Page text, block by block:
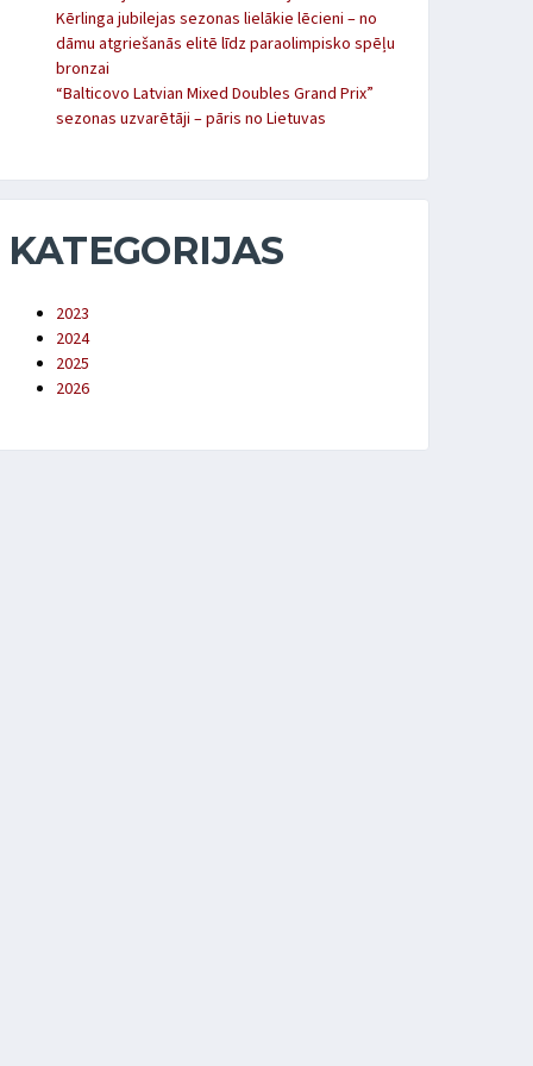
Kērlinga jubilejas sezonas lielākie lēcieni – no
dāmu atgriešanās elitē līdz paraolimpisko spēļu
bronzai
“Balticovo Latvian Mixed Doubles Grand Prix”
sezonas uzvarētāji – pāris no Lietuvas
KATEGORIJAS
2023
2024
2025
2026